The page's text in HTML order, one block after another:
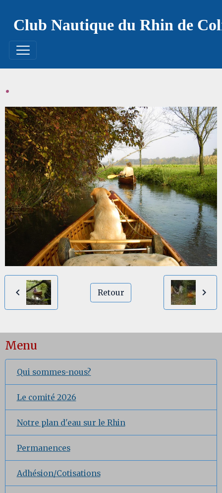
Club Nautique du Rhin de
.
Retour
Menu
Qui sommes-nous?
Le comité 2026
Notre plan d'eau sur le Rhin
Permanences
Adhésion/Cotisations